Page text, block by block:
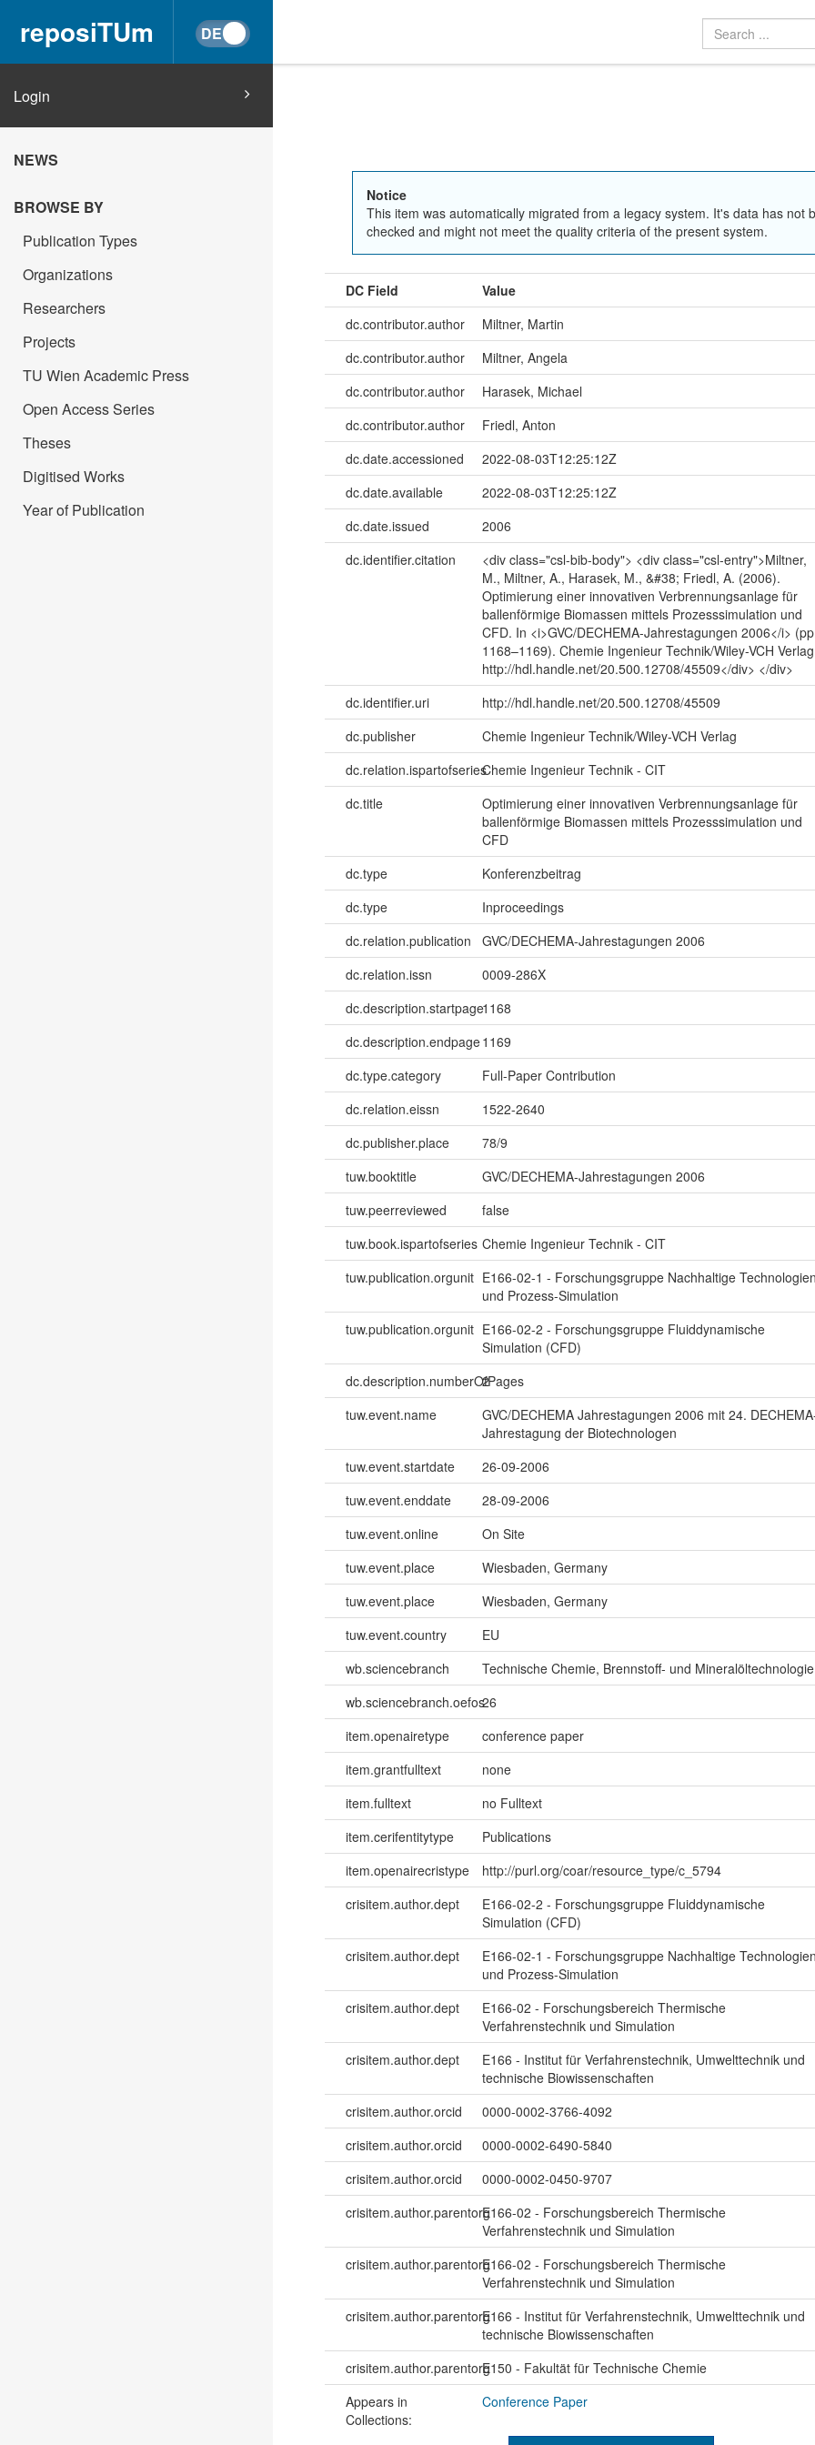
reposiTUm
Login
NEWS
BROWSE BY
Publication Types
Organizations
Researchers
Projects
TU Wien Academic Press
Open Access Series
Theses
Digitised Works
Year of Publication
Notice
This item was automatically migrated from a legacy system. It's data has not
checked and might not meet the quality criteria of the present system.
DC Field Value
dc.contributor.author
Miltner, Martin
dc.contributor.author
Miltner, Angela
dc.contributor.author
Harasek, Michael
dc.contributor.author
Friedl, Anton
dc.date.accessioned
2022-08-03T12:25:12Z
dc.date.available
2022-08-03T12:25:12Z
dc.date.issued
2006
dc.identifier.citation
<div class="csl-bib-body"> <div class="csl-entry">Miltner,
M., Miltner, A., Harasek, M., &#38; Friedl, A. (2006).
Optimierung einer innovativen Verbrennungsanlage für
ballenförmige Biomassen mittels Prozesssimulation und
CFD. In <i>GVC/DECHEMA-Jahrestagungen 2006</i>
1168–1169). Chemie Ingenieur Technik/Wiley-VCH
http://hdl.handle.net/20.500.12708/45509</div> </div>
dc.identifier.uri http://hdl.handle.net/20.500.12708/45509
dc.publisher
Chemie Ingenieur Technik/Wiley-VCH Verlag
dc.relation.ispartofseriesChemie Ingenieur Technik - CIT
dc.title
Optimierung einer innovativen Verbrennungsanlage für
ballenförmige Biomassen mittels Prozesssimulation und
CFD
dc.type Konferenzbeitrag
dc.type
Inproceedings
dc.relation.publication
GVC/DECHEMA-Jahrestagungen 2006
dc.relation.issn
0009-286X
dc.description.startpage1168
dc.description.endpage1169
dc.type.category
Full-Paper Contribution
dc.relation.eissn
1522-2640
dc.publisher.place
78/9
tuw.booktitle
GVC/DECHEMA-Jahrestagungen 2006
tuw.peerreviewed
false
tuw.book.ispartofseries Chemie Ingenieur Technik - CIT
tuw.publication.orgunit E166-02-1 - Forschungsgruppe Nachhaltige Technologien
und Prozess-Simulation
tuw.publication.orgunit E166-02-2 - Forschungsgruppe Fluiddynamische
Simulation (CFD)
dc.description.numberOfPages
2
tuw.event.name
GVC/DECHEMA Jahrestagungen 2006 mit 24.
Jahrestagung der Biotechnologen
tuw.event.startdate 26-09-2006
tuw.event.enddate
28-09-2006
tuw.event.online
On Site
tuw.event.place
Wiesbaden, Germany
tuw.event.place
Wiesbaden, Germany
tuw.event.country
EU
wb.sciencebranch
Technische Chemie, Brennstoff- und Mineralöltechnologie
wb.sciencebranch.oefos26
item.openairetype
conference paper
item.grantfulltext
none
item.fulltext
no Fulltext
item.cerifentitytype
Publications
item.openairecristype
http://purl.org/coar/resource_type/c_5794
crisitem.author.dept
E166-02-2 - Forschungsgruppe Fluiddynamische
Simulation (CFD)
crisitem.author.dept
E166-02-1 - Forschungsgruppe Nachhaltige Technologien
und Prozess-Simulation
crisitem.author.dept
E166-02 - Forschungsbereich Thermische
Verfahrenstechnik und Simulation
crisitem.author.dept
E166 - Institut für Verfahrenstechnik, Umwelttechnik und
technische Biowissenschaften
crisitem.author.orcid 0000-0002-3766-4092
crisitem.author.orcid
0000-0002-6490-5840
crisitem.author.orcid
0000-0002-0450-9707
crisitem.author.parentorgE166-02 - Forschungsbereich Thermische
Verfahrenstechnik und Simulation
crisitem.author.parentorgE166-02 - Forschungsbereich Thermische
Verfahrenstechnik und Simulation
crisitem.author.parentorgE166 - Institut für Verfahrenstechnik, Umwelttechnik und
technische Biowissenschaften
crisitem.author.parentorgE150 - Fakultät für Technische Chemie
Appears in
Collections:
Conference Paper